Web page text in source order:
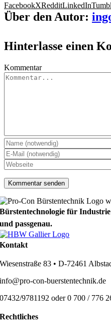
FacebookXRedditLinkedIn
Über den Autor:
Hinterlasse einen
Kommentar
Bürstentechnologie für
und passgenau.
Kontakt
Wiesenstraße 83 • D-72461
info@pro-con-buerstentechnik.de
07432/9781192 oder 0 700 / 776
Rechtliches